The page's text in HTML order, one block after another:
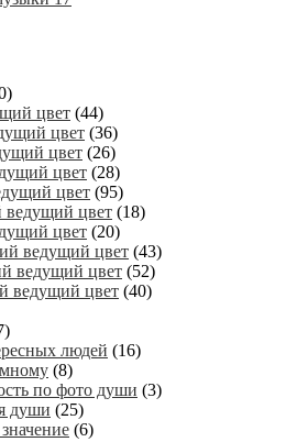
цвет (44)
цвет (36)
цвет (26)
цвет (28)
цвет (95)
цвет (18)
цвет (20)
ведущий цвет (43)
ведущий цвет (52)
ведущий цвет (40)
людей (16)
(8)
по фото души (3)
души (25)
(6)